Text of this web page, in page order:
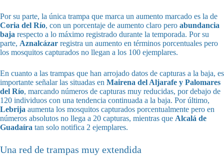
Por su parte, la única trampa que marca un aumento marcado es la de
Coria del Río, con un porcentaje de aumento claro pero abundancia
baja respecto a lo máximo registrado durante la temporada. Por su
parte, Aznalcázar registra un aumento en términos porcentuales pero
los mosquitos capturados no llegan a los 100 ejemplares.
En cuanto a las trampas que han arrojado datos de capturas a la baja, es
importante señalar las situadas en Mairena del Aljarafe y Palomares
del Río, marcando números de capturas muy reducidas, por debajo de
120 individuos con una tendencia continuada a la baja. Por último,
Lebrija aumenta los mosquitos capturados porcentualmente pero en
números absolutos no llega a 20 capturas, mientras que Alcalá de
Guadaíra tan solo notifica 2 ejemplares.
Una red de trampas muy extendida